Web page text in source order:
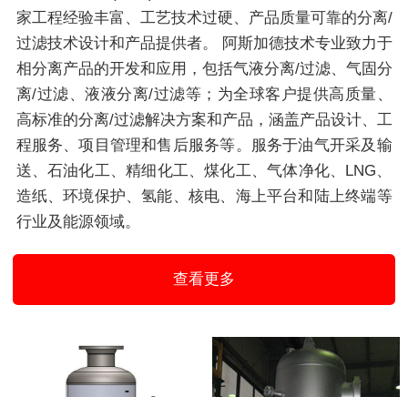
家工程经验丰富、工艺技术过硬、产品质量可靠的分离/
过滤技术设计和产品提供者。 阿斯加德技术专业致力于
相分离产品的开发和应用，包括气液分离/过滤、气固分
离/过滤、液液分离/过滤等；为全球客户提供高质量、
高标准的分离/过滤解决方案和产品，涵盖产品设计、工
程服务、项目管理和售后服务等。服务于油气开采及输
送、石油化工、精细化工、煤化工、气体净化、LNG、
造纸、环境保护、氢能、核电、海上平台和陆上终端等
行业及能源领域。
查看更多